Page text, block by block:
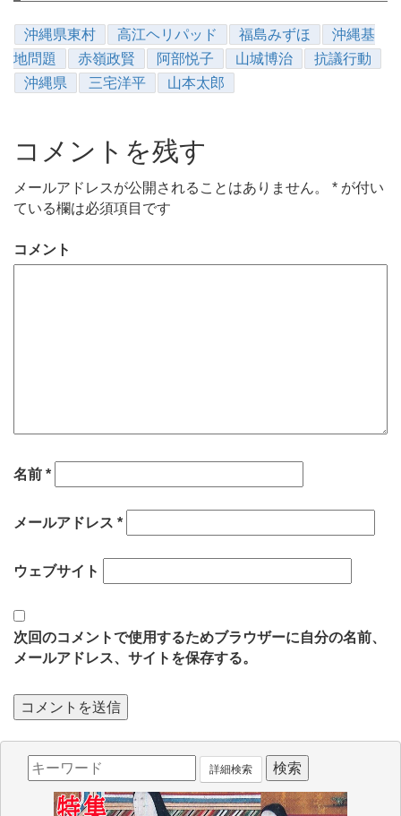
沖縄県東村 高江ヘリパッド 福島みずほ
沖縄基
地問題
赤嶺政賢 阿部悦子 山城博治
抗議行動
沖縄県
三宅洋平 山本太郎
コメントを残す
メールアドレスが公開されることはありません。 * が付い
ている欄は必須項目です
コメント
名前 *
メールアドレス *
ウェブサイト
次回のコメントで使用するためブラウザーに自分の名前、
メールアドレス、サイトを保存する。
詳細検索